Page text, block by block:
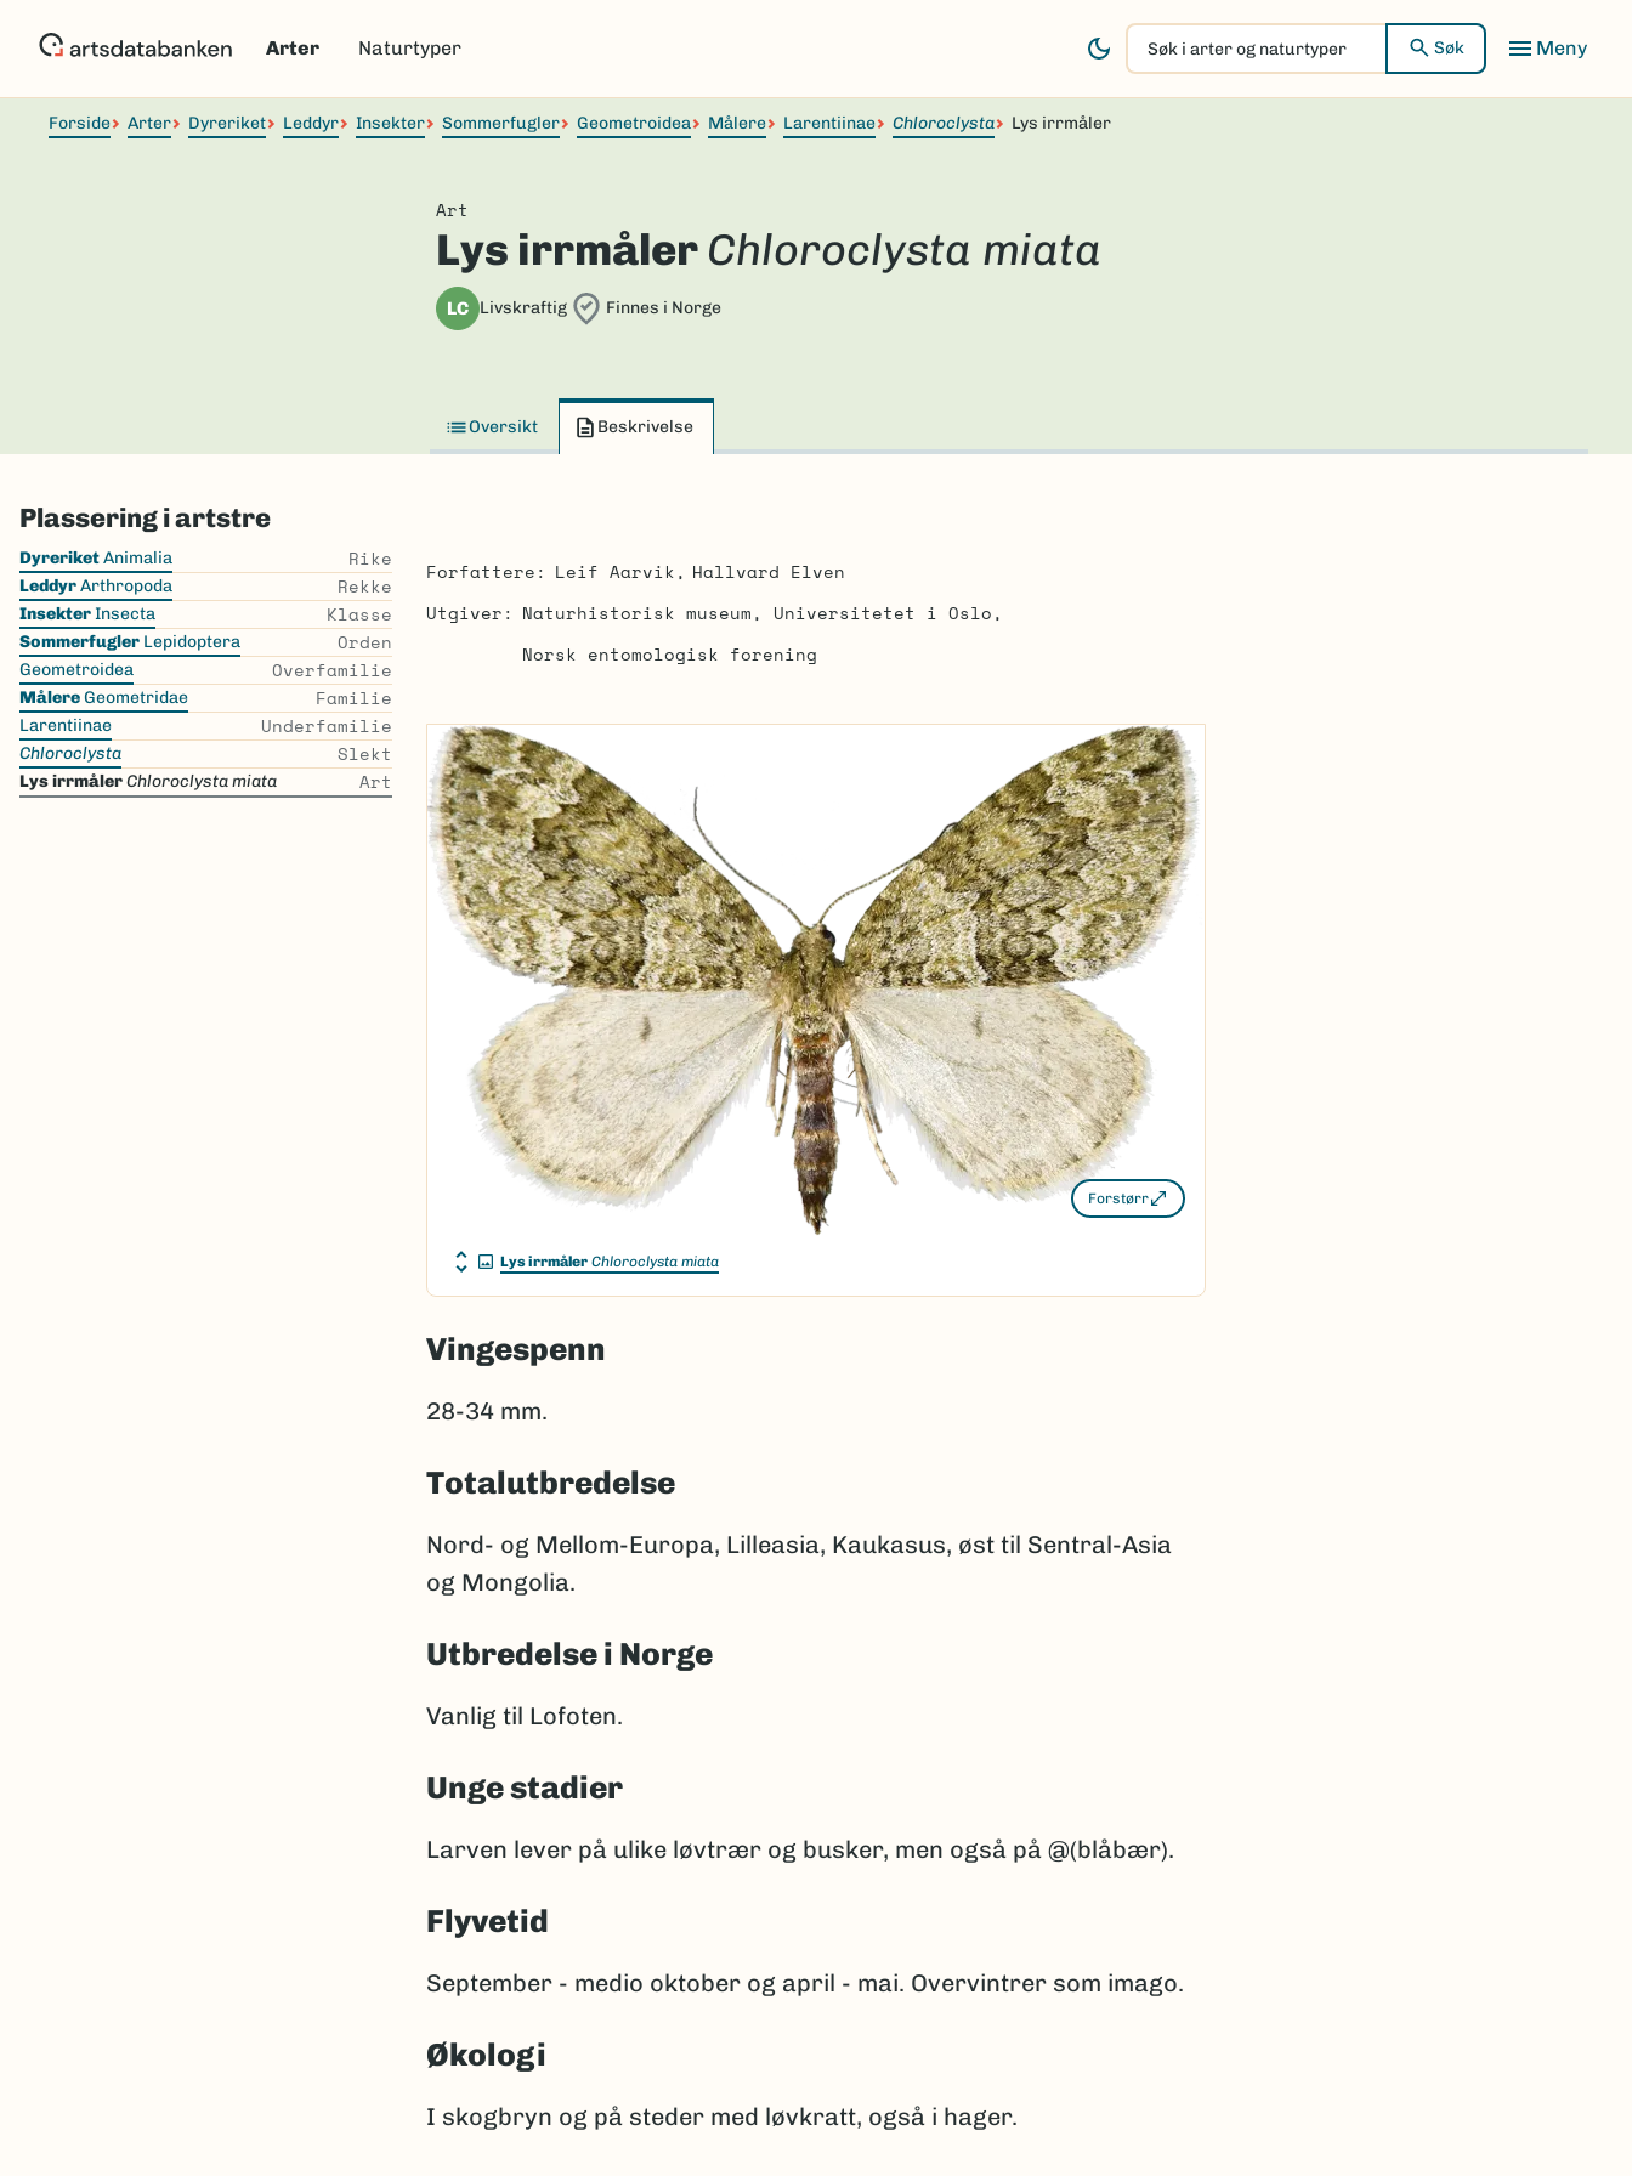
Arter Naturtyper
Søk
i
arter
Søk
Forside Arter Dyreriket Leddyr Insekter Sommerfugler Geometroidea Målere Larentiinae Chloroclysta Lys irrmåler
Art
Lys irrmåler Chloroclysta miata
LC Livskraftig Finnes i Norge
Oversikt Beskrivelse
Plassering i artstre
Skip
the
list
DyreriketAnimalia Rike
LeddyrArthropoda Rekke
InsekterInsecta Klasse
Sommerfugler Lepidoptera Orden
Geometroidea Overfamilie
MålereGeometridae Familie
Larentiinae Underfamilie
Chloroclysta Slekt
Lys irrmålerChloroclysta miata Art
Forfattere Leif Aarvik
Hallvard Elven
Utgiver
Naturhistorisk museum, Universitetet i Oslo
Norsk entomologisk forening
Forstørr
Lys irrmåler Chloroclysta miata
Vingespenn
28-34 mm.
Totalutbredelse
Nord- og Mellom-Europa, Lilleasia, Kaukasus, øst til Sentral-Asia
og Mongolia.
Utbredelse i Norge
Vanlig til Lofoten.
Unge stadier
Larven lever på ulike løvtrær og busker, men også på @(blåbær).
Flyvetid
September - medio oktober og april - mai. Overvintrer som imago.
Økologi
I skogbryn og på steder med løvkratt, også i hager.